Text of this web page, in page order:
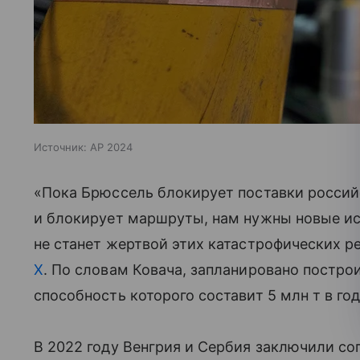
Источник: AP 2024
«Пока Брюссель блокирует поставки
и блокирует маршруты, нам нужны новые
не станет жертвой этих катастрофических
X. По словам Ковача, запланировано
способность которого составит 5 млн т в
В 2022 году Венгрия и Сербия заключили